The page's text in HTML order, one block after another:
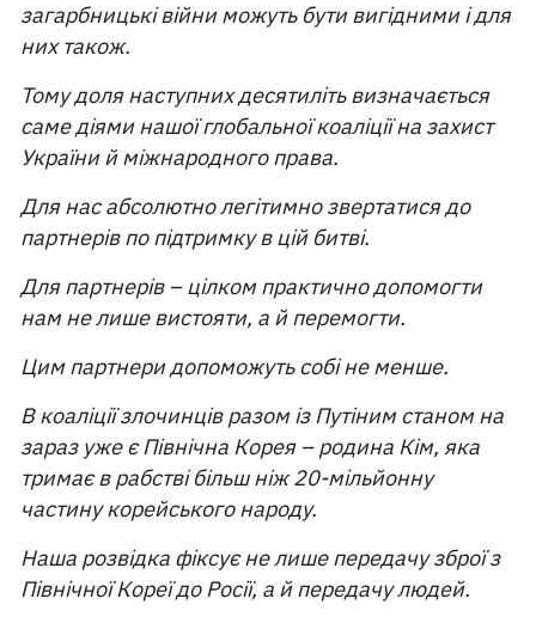
загарбницькі війни можуть бути вигідними і для
них також.
Тому доля наступних десятиліть визначається
саме діями нашої глобальної коаліції на захист
України й міжнародного права.
Для нас абсолютно легітимно звертатися до
партнерів по підтримку в цій битві.
Для партнерів – цілком практично допомогти
нам не лише вистояти, а й перемогти.
Цим партнери допоможуть собі не менше.
В коаліції злочинців разом із Путіним станом на
зараз уже є Північна Корея – родина Кім, яка
тримає в рабстві більш ніж 20-мільйонну
частину корейського народу.
Наша розвідка фіксує не лише передачу зброї з
Північної Кореї до Росії, а й передачу людей.